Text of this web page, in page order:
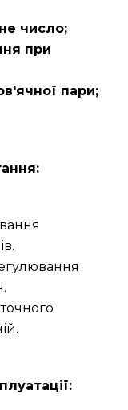
число;
при
пари;